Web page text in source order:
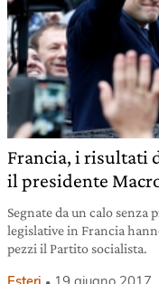
Francia, i risultati
il presidente
Segnate da un calo senza
legislative in Francia
pezzi il Partito socialista.